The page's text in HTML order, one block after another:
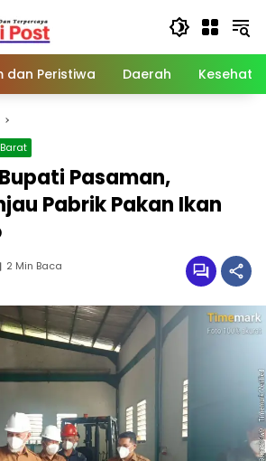
dan Peristiwa Daerah
Pasaman,
Pabrik Pakan Ikan
2 Min Baca